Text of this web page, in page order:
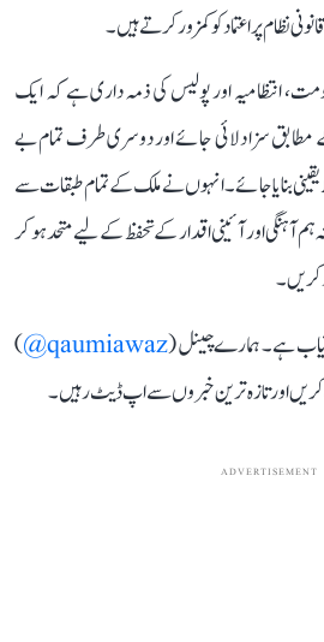
نظام پر اعتماد کو کمزور کرتے ہیں۔
انتظامیہ اور پولیس کی ذمہ داری ہے کہ ایک
سزا دلائی جائے اور دوسری طرف تمام بے
بنایا جائے۔ انہوں نے ملک کے تمام طبقات سے
ہم آہنگی اور آئینی اقدار کے تحفظ کے لیے متحد ہو کر
کریں۔
ہے۔ ہمارے چینل (qaumiawaz@
)
اور تازہ ترین خبروں سے اپ ڈیٹ رہیں۔
ADVERTISEMENT